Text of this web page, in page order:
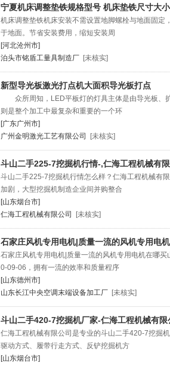
宁夏机床调整垫铁规格型号 机床垫铁尺寸大小
机床调整垫铁机床安装不需设置地脚螺栓与地面固定
于地面。节省安装费用，缩短安装周
[河北沧州市]
泊头市铭盾工量具制造厂 [未核实]
新型导光板激光打点机大面积导光板打点
众所周知，LED平板灯的灯具主体是由导光板、
则是整个加工中最复杂和重要的一个环
[广东广州市]
广州金明激光工艺有限公司
[未核实]
斗山二手225-7挖掘机行情-,仁海工程机械有
斗山二手225-7挖掘机行情怎么样？仁海工程机械有
加剧，大型挖掘机制造企业间并购整合
[山东烟台市]
仁海工程机械有限公司
[未核实]
石家庄风机专用电机|质量一流的风机专用电
石家庄风机专用电机|质量一流的风机专用电机在哪
0-09-06，拥有一流的效率和质量程序
[山东德州市]
山东长江中央空调末端设备加工厂 [未核实]
斗山二手420-7挖掘机厂家-仁海工程机械有限
仁海工程机械有限公司是专业的斗山二手420-7挖掘
驱动方式、履带行走方式、反铲挖掘机方
[山东烟台市]